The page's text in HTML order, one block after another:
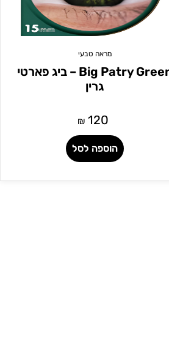
מראה טבעי
Big Patry Green – ביג פארטי
גרין
120
₪
הוספה לסל